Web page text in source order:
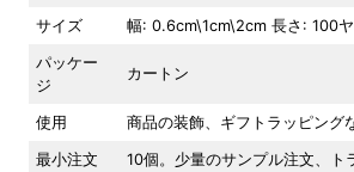
サイズ 幅: 0.6cm\1cm\2cm 長さ: 100
パッケー
ジ
カートン
使用 商品の装飾、ギフトラッピング
最小注文
10個。少量のサンプル注文、ト